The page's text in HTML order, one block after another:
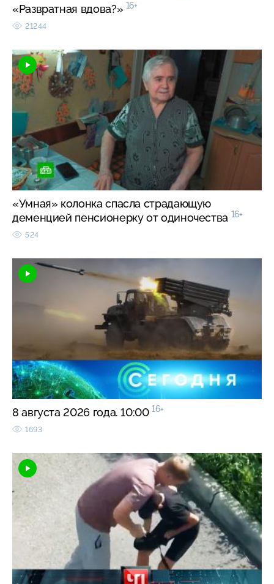
«Развратная вдова?» 16+
21244
«Умная» колонка спасла страдающую
деменцией пенсионерку от одиночества 16+
524
8 августа 2026 года. 10:00 16+
1693